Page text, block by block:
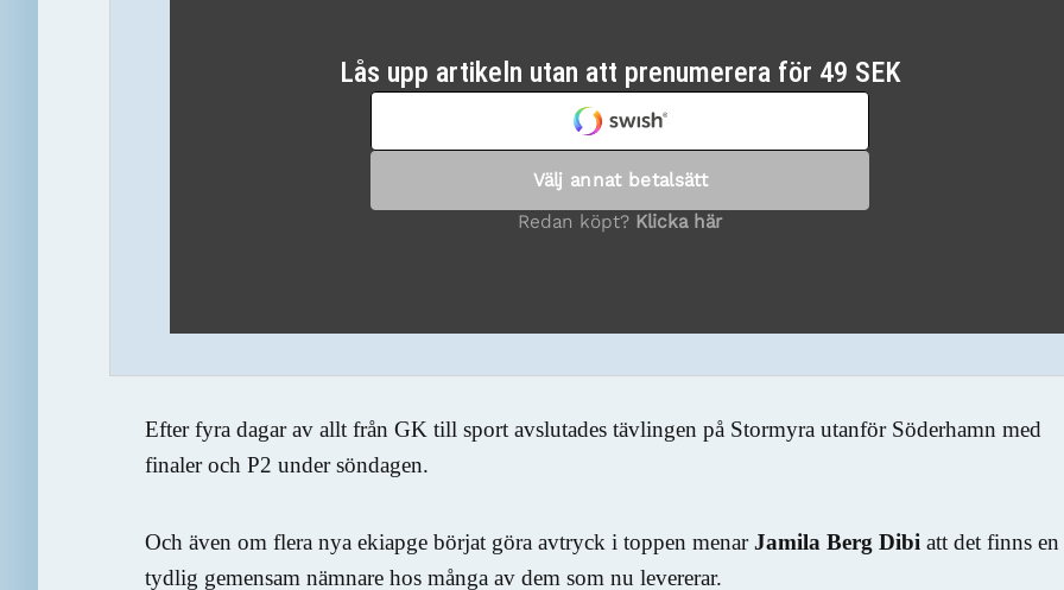
Efter fyra dagar av allt från GK till sport avslutades tävlingen på Stormyra utanför Söderhamn med
finaler och P2 under söndagen.
Och även om flera nya ekiapge börjat göra avtryck i toppen menarJamila Berg Dibi att det finns en
tydlig gemensam nämnare hos många av dem som nu levererar.